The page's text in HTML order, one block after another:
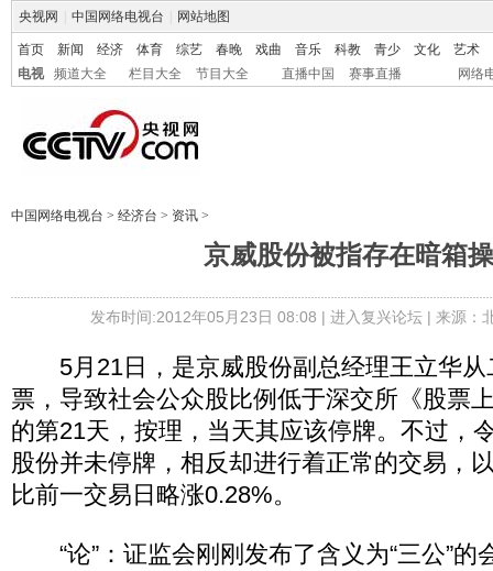
央视网 中国网络电视台 网站地图
首页 新闻 经济 体育 综艺 春晚 戏曲 音乐 科教 青少 文化
艺术
电视
频道大全 栏目大全 节目大全 直播中国 赛事直播 网络
中国网络电视台 > 经济台 > 资讯 >
京威股份被指存在暗箱
发布时间:2012年05月23日 08:08 | 进入复兴论坛| 来源：
5月21日，是京威股份副总经理王立华从
票，导致社会公众股比例低于深交所《股票
的第21天，按理，当天其应该停牌。不过，
股份并未停牌，相反却进行着正常的交易，
比前一交易日略涨0.28%。
“论”：证监会刚刚发布了含义为“三公”的